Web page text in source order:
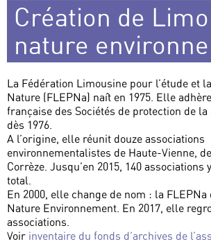
Création de
nature
La Fédération Limousine pour l’étude et
Nature (FLEPNa) naît en 1975. Elle
française des Sociétés de protection de la
dès 1976.
A l’origine, elle réunit douze associations
environnementalistes de Haute-Vienne,
Corrèze. Jusqu’en 2015, 140 associations
total.
En 2000, elle change de nom : la
Nature Environnement. En 2017, elle
associations.
Voir inventaire du fonds d’archives de